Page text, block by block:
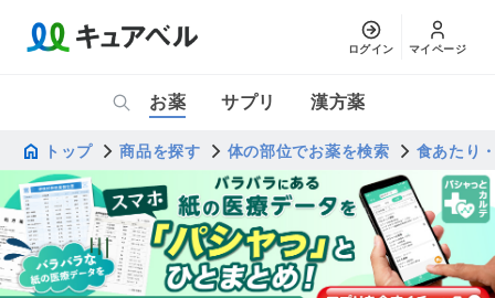
ログイン マイページ
お薬 サプリ 漢方薬
トップ 商品を探す 体の部位でお薬を検索 食あたり